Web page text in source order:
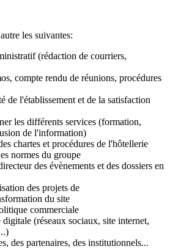
les suivantes:
(rédaction de courriers,
compte rendu de réunions, procédures
de l'établissement et de la satisfaction
les différents services (formation,
de l'information)
chartes et procédures de l'hôtellerie
normes du groupe
des évènements et des dossiers en
des projets de
du site
commerciale
(réseaux sociaux, site internet,
des partenaires, des institutionnels...